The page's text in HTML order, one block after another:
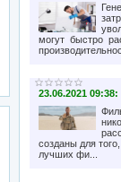
могут быстро
23.06.2021 09:38:
созданы для
лучших фи...